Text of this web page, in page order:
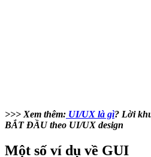
>>> Xem thêm: UI/UX là gì? Lời
BẮT ĐẦU theo UI/UX design
Một số ví dụ về GUI